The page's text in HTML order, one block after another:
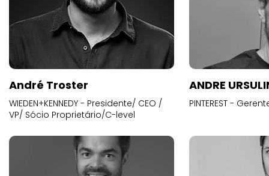
André Troster
WIEDEN+KENNEDY - Presidente/ CEO /
VP/ Sócio Proprietário/C-level
ANDRE
PINTEREST -